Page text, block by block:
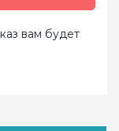
вам будет